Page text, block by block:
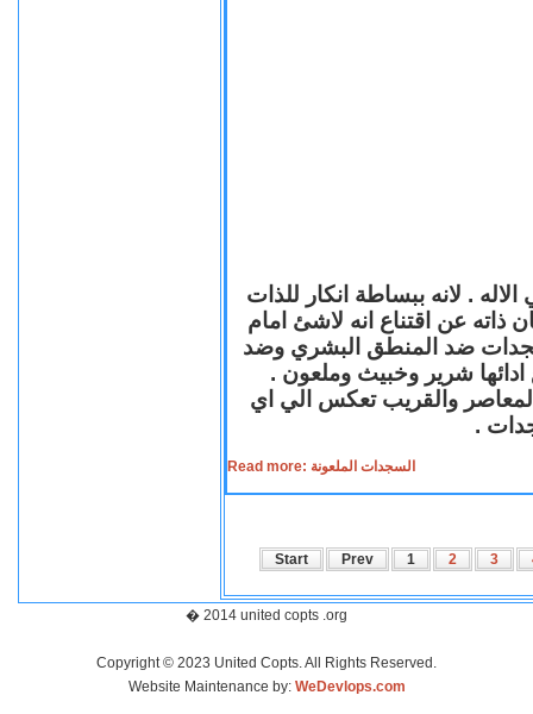
. لانه ببساطة انكار للذات
ذاته عن اقتناع انه لاشئ امام
ضد المنطق البشري وضد
ادائها شرير وخبيث وملعون .
المعاصر والقريب تعكس الي اي
.
Read more: السجدات الملعونة
Start Prev 1 2 3
� 2014 united copts .org
Copyright © 2023 United Copts. All Rights Reserved.
Website Maintenance by: WeDevlops.com